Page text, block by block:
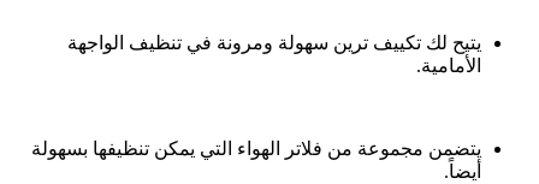
يتيح لك تكييف ترين سهولة ومرونة في تنظيف الواجهة
الأمامية.
يتضمن مجموعة من فلاتر الهواء التي يمكن تنظيفها بسهولة
أيضاً.